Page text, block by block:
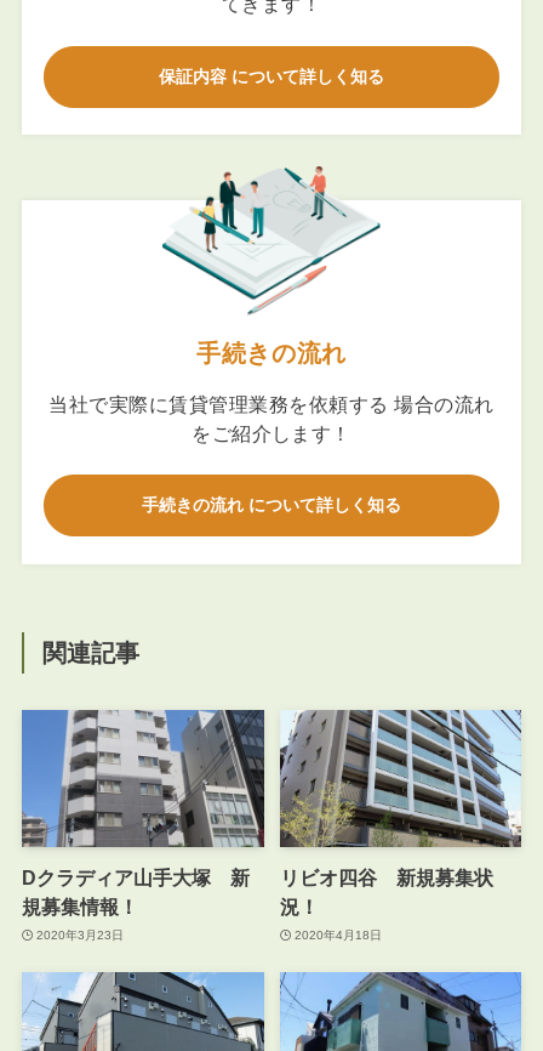
保証内容 について詳しく知る
手続きの流れ
当社で実際に賃貸管理業務を依頼する 場合の流れ
をご紹介します！
手続きの流れ について詳しく知る
関連記事
Dクラディア山手大塚 新
規募集情報！
2020年3月23日
リビオ四谷 新規募集状
況！
2020年4月18日